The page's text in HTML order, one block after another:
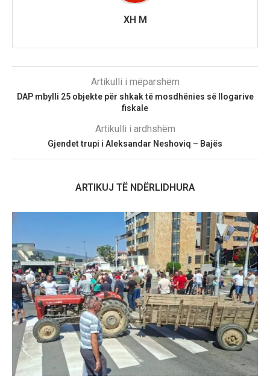
XH M
Artikulli i mëparshëm
DAP mbylli 25 objekte për shkak të mosdhënies së llogarive
fiskale
Artikulli i ardhshëm
Gjendet trupi i Aleksandar Neshoviq – Bajës
ARTIKUJ TË NDËRLIDHURA